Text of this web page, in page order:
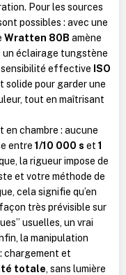
Pour les sources
possibles : avec une
Wratten 80B amène
un éclairage tungstène
effective ISO
solide pour garder une
tout en maîtrisant
en chambre : aucune
entre 1/10 000 s et 1
la rigueur impose de
et votre méthode de
cela signifie qu’en
très prévisible sur
usuelles, un vrai
la manipulation
chargement et
totale, sans lumière